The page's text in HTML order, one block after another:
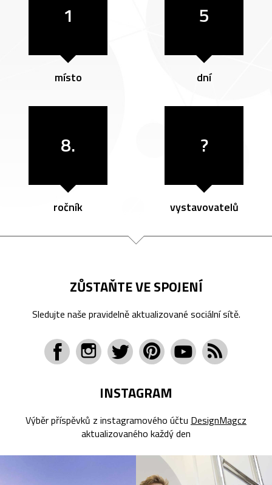
1
místo
5
dní
8.
ročník
?
vystavovatelů
ZŮSTAŇTE VE SPOJENÍ
Sledujte naše pravidelně aktualizované sociální sítě.
INSTAGRAM
Výběr příspěvků z instagramového účtu DesignMagcz
aktualizovaného každý den